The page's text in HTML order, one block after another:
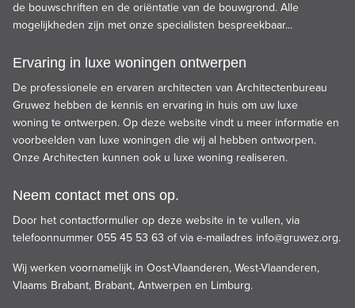
de bouwschriften en de oriëntatie van de bouwgrond. Alle
mogelijkheden zijn met onze specialisten bespreekbaar...
Ervaring in luxe woningen ontwerpen
De professionele en ervaren architecten van Architectenbureau
Gruwez hebben de kennis en ervaring in huis om uw luxe
woning te ontwerpen. Op deze website vindt u meer informatie en
voorbeelden van luxe woningen die wij al hebben ontworpen.
Onze Architecten kunnen ook u luxe woning realiseren.
Neem contact met ons op.
Door het contactformulier op deze website in te vullen, via
telefoonnummer 055 45 53 63 of via e-mailadres info@gruwez.org.
Wij werken voornamelijk in Oost-Vlaanderen, West-Vlaanderen,
Vlaams Brabant, Brabant, Antwerpen en Limburg.